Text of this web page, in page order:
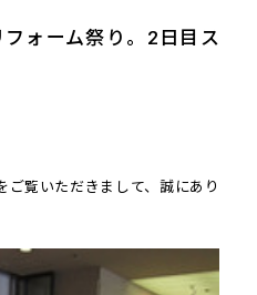
ォーム祭り。2日目ス
ご覧いただきまして、誠にあり